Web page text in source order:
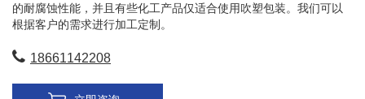
的耐腐蚀性能，并且有些化工产品仅适合使用吹塑包装。我们可以
根据客户的需求进行加工定制。
18661142208